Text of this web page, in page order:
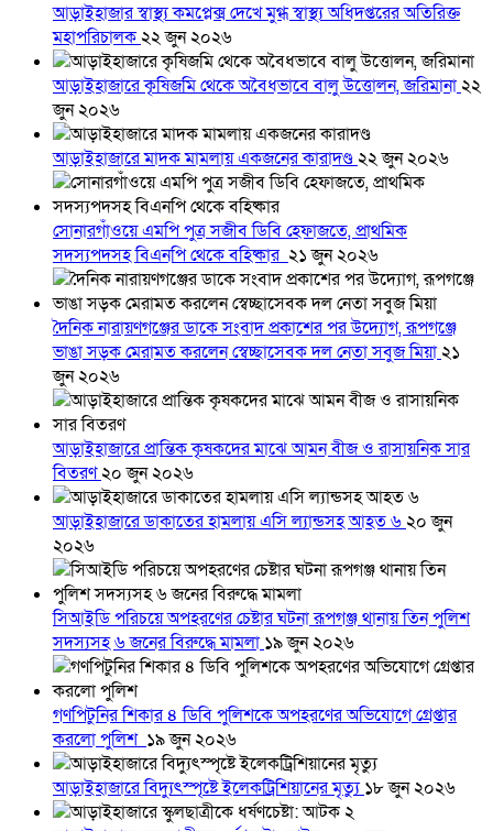
আড়াইহাজার স্বাস্থ্য কমপ্লেক্স দেখে মুগ্ধ স্বাস্থ্য অধিদপ্তরের অতিরিক্ত
মহাপরিচালক২২ জুন ২০২৬
আড়াইহাজারে কৃষিজমি থেকে অবৈধভাবে বালু উত্তোলন, জরিমানা২২
জুন ২০২৬
আড়াইহাজারে মাদক মামলায় একজনের কারাদণ্ড২২ জুন ২০২৬
সোনারগাঁওয়ে এমপি পুত্র সজীব ডিবি হেফাজতে, প্রাথমিক
সদস্যপদসহ বিএনপি থেকে বহিষ্কার ২১ জুন ২০২৬
দৈনিক নারায়ণগঞ্জের ডাকে সংবাদ প্রকাশের পর উদ্যোগ, রূপগঞ্জে
ভাঙা সড়ক মেরামত করলেন স্বেচ্ছাসেবক দল নেতা সবুজ মিয়া২১
জুন ২০২৬
আড়াইহাজারে প্রান্তিক কৃষকদের মাঝে আমন বীজ ও রাসায়নিক সার
বিতরণ২০ জুন ২০২৬
আড়াইহাজারে ডাকাতের হামলায় এসি ল্যান্ডসহ আহত ৬২০ জুন
২০২৬
সিআইডি পরিচয়ে অপহরণের চেষ্টার ঘটনা রূপগঞ্জ থানায় তিন পুলিশ
সদস্যসহ ৬ জনের বিরুদ্ধে মামলা ১৯ জুন ২০২৬
গণপিটুনির শিকার ৪ ডিবি পুলিশকে অপহরণের অভিযোগে গ্রেপ্তার
করলো পুলিশ ১৯ জুন ২০২৬
আড়াইহাজারে বিদ্যুৎস্পৃষ্টে ইলেকট্রিশিয়ানের মৃত্যু১৮ জুন ২০২৬